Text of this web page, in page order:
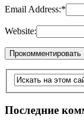
Email Address:*
Website:
Последние